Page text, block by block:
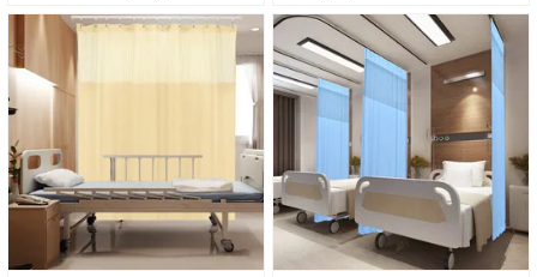
комнаты - темно-синяя
для обеспечения
конфиденциальности 12
футов x 8 футов - синяя